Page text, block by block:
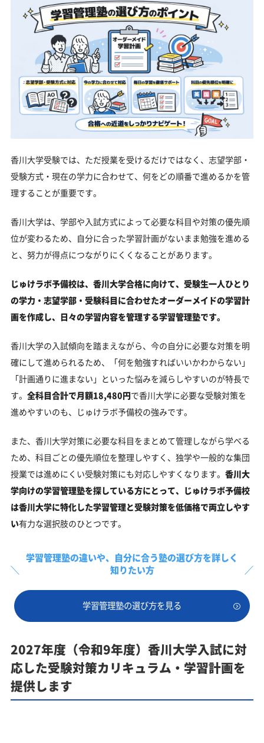
香川大学受験では、ただ授業を受けるだけではなく、志望学部・
受験方式・現在の学力に合わせて、何をどの順番で進めるかを管
理することが重要です。
香川大学は、学部や入試方式によって必要な科目や対策の優先順
位が変わるため、自分に合った学習計画がないまま勉強を進める
と、努力が得点につながりにくくなることがあります。
じゅけラボ予備校は、香川大学合格に向けて、受験生一人ひとり
の学力・志望学部・受験科目に合わせたオーダーメイドの学習計
画を作成し、日々の学習内容を管理する学習管理塾です。
香川大学の入試傾向を踏まえながら、今の自分に必要な対策を明
確にして進められるため、「何を勉強すればいいかわからない」
「計画通りに進まない」といった悩みを減らしやすいのが特長で
す。 全科目合計で月額18,480円で香川大学に必要な受験対策を
進めやすいのも、じゅけラボ予備校の強みです。
また、香川大学対策に必要な科目をまとめて管理しながら学べる
ため、科目ごとの優先順位を整理しやすく、独学や一般的な集団
授業では進めにくい受験対策にも対応しやすくなります。 香川大
学向けの学習管理塾を探している方にとって、じゅけラボ予備校
は香川大学に特化した学習管理と受験対策を低価格で両立しやす
い有力な選択肢のひとつです。
学習管理塾の違いや、 自分に合う塾の選び方を詳しく
知りたい方
学習管理塾の選び方を見る
2027年度（令和9年度）香川大学入試に対
応した受験対策カリキュラム・学習計画を
提供します